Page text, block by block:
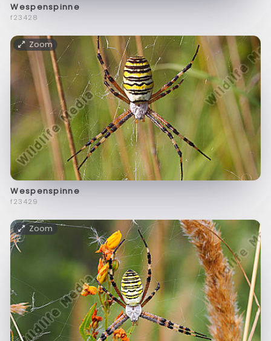
Wespenspinne
f23428
Zoom
Wespenspinne
f23429
Zoom